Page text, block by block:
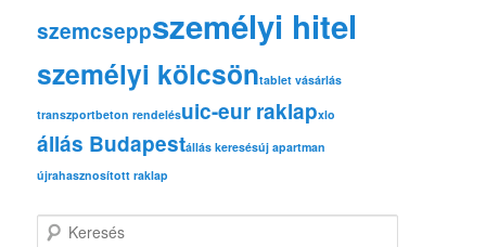
szemcseppszemélyi hitel
személyi kölcsöntablet vásárlás
transzportbeton rendelésuic-eur raklapxlo
állás Budapestállás keresésúj apartman
újrahasznosított raklap